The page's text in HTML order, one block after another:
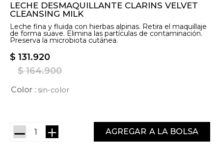
LECHE DESMAQUILLANTE CLARINS VELVET
CLEANSING MILK
Leche fina y fluida con hierbas alpinas. Retira el maquillaje
de forma suave. Elimina las partículas de contaminación.
Preserva la microbiota cutánea.
$ 131.920
$ 164.900
Color sin-color
＋
－ AGREGAR